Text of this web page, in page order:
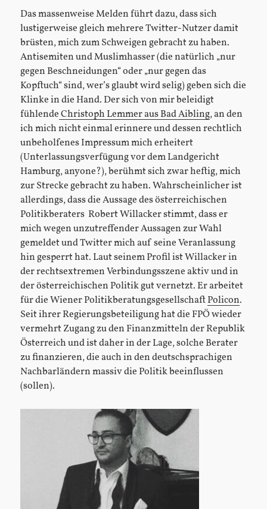
Das massenweise Melden führt dazu, dass sich
lustigerweise gleich mehrere Twitter-Nutzer damit
brüsten, mich zum Schweigen gebracht zu haben.
Antisemiten und Muslimhasser (die natürlich „nur
gegen Beschneidungen“ oder „nur gegen das
Kopftuch“ sind, wer’s glaubt wird selig) geben sich die
Klinke in die Hand. Der sich von mir beleidigt
fühlendeChristoph Lemmer aus Bad Aibling, an den
ich mich nicht einmal erinnere und dessen rechtlich
unbeholfenes Impressum mich erheitert
(Unterlassungsverfügung vor dem Landgericht
Hamburg, anyone?), berühmt sich zwar heftig, mich
zur Strecke gebracht zu haben. Wahrscheinlicher ist
allerdings, dass die Aussage des österreichischen
Politikberaters Robert Willacker stimmt, dass er
mich wegen unzutreffender Aussagen zur Wahl
gemeldet und Twitter mich auf seine Veranlassung
hin gesperrt hat. Laut seinem Profil ist Willacker in
der rechtsextremen Verbindungsszene aktiv und in
der österreichischen Politik gut vernetzt. Er arbeitet
für die Wiener PolitikberatungsgesellschaftPolicon.
Seit ihrer Regierungsbeteiligung hat die FPÖ wieder
vermehrt Zugang zu den Finanzmitteln der Republik
Österreich und ist daher in der Lage, solche Berater
zu finanzieren, die auch in den deutschsprachigen
Nachbarländern massiv die Politik beeinflussen
(sollen).